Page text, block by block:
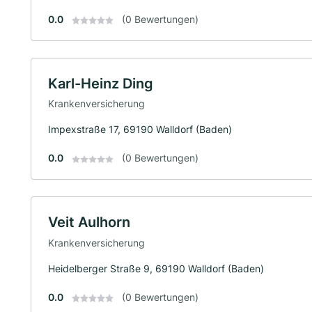
0.0 (0 Bewertungen)
Karl-Heinz Ding
Krankenversicherung
Impexstraße 17, 69190 Walldorf (Baden)
0.0 (0 Bewertungen)
Veit Aulhorn
Krankenversicherung
Heidelberger Straße 9, 69190 Walldorf (Baden)
0.0 (0 Bewertungen)